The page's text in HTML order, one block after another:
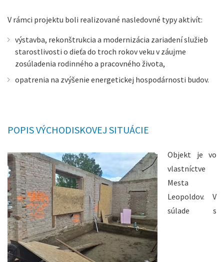
V rámci projektu boli realizované nasledovné typy aktivít:
výstavba, rekonštrukcia a modernizácia zariadení služieb
starostlivosti o dieťa do troch rokov veku v záujme
zosúladenia rodinného a pracovného života,
opatrenia na zvýšenie energetickej hospodárnosti budov.
POPIS VÝCHODISKOVEJ SITUÁCIE
Objekt je vo
vlastníctve
Mesta
Leopoldov. V
súlade s